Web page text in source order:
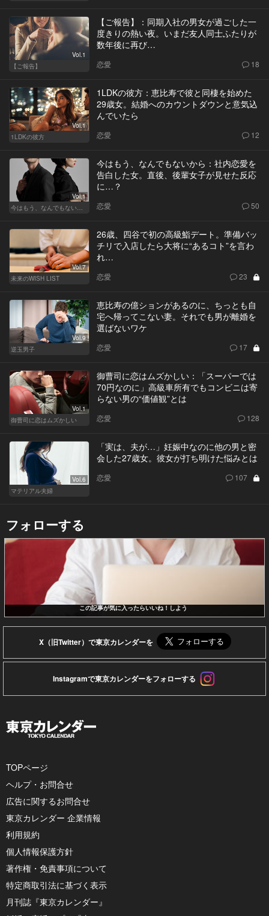
Vol.1
【ご報告】
【ご報告】：同期入社の男女が過ごした一
度きりの熱い夜。いまだ友人同士ふたりが
数年後に再び…
恋愛 18
Vol.1
1LDKの彼方
1LDKの彼方：恵比寿で彼と同棲を始めた
29歳女。結婚へのカウントダウンと意気込
んでいたら
恋愛 12
Vol.1
今はもう、なんでもないから：社内恋愛を
告白した女。直後、後輩女子が見せた反応
に…？
恋愛 50
Vol.7
未来のWISH LIST
26歳、四谷で初の高級鮨デート。準備バッ
チリで入店したら大将に“あるコト”を言わ
れ…
恋愛 23
Vol.9
逆玉男子
恵比寿の億ションがあるのに、ちっとも自
宅へ帰ってこない妻。それでも男が離婚を
選ばないワケ
恋愛 17
Vol.1
御曹司に恋はムズかしい
御曹司に恋はムズかしい：「スーパーでは
70円なのに」高級車所有でもコンビニは寄
らない男の“価値観”とは
恋愛 128
Vol.6
マテリアル夫婦
「実は、夫が…」妊娠中なのに他の男と密
会した27歳女。彼女が打ち明けた悩みとは
恋愛 107
フォローする
この記事が気に入ったらいいね！しよう
X（旧Twitter）で東京カレンダーを
Instagramで東京カレンダーをフォローする
TOPページ
ヘルプ・お問合せ
広告に関するお問合せ
東京カレンダー 企業情報
利用規約
個人情報保護方針
著作権・免責事項について
特定商取引法に基づく表示
月刊誌『東京カレンダー』